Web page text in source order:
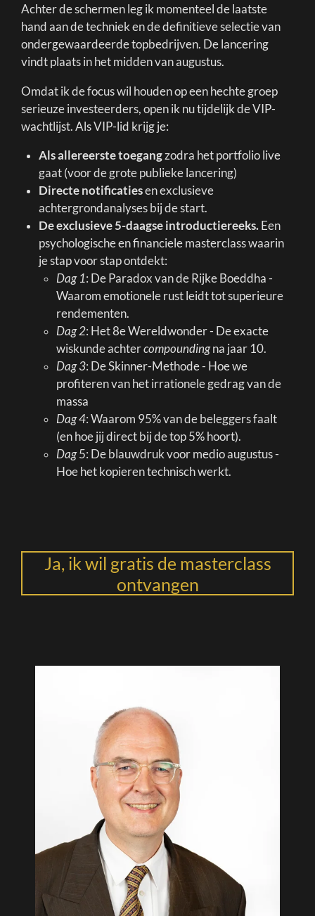
Achter de schermen leg ik momenteel de laatste
hand aan de techniek en de definitieve selectie van
ondergewaardeerde topbedrijven. De lancering
vindt plaats in het midden van augustus.
Omdat ik de focus wil houden op een hechte groep
serieuze investeerders, open ik nu tijdelijk de VIP-
wachtlijst. Als VIP-lid krijg je:
Als allereerste toegangzodra het portfolio live
gaat (voor de grote publieke lancering)
Directe notificatiesen exclusieve
achtergrondanalyses bij de start.
De exclusieve 5-daagse introductiereeks. Een
psychologische en financiele masterclass waarin
je stap voor stap ontdekt:
Dag 1: De Paradox van de Rijke Boeddha -
Waarom emotionele rust leidt tot superieure
rendementen.
Dag 2: Het 8e Wereldwonder - De exacte
wiskunde achtercompoundingna jaar 10.
Dag 3: De Skinner-Methode - Hoe we
profiteren van het irrationele gedrag van de
massa
Dag 4: Waarom 95% van de beleggers faalt
(en hoe jij direct bij de top 5% hoort).
Dag5: De blauwdruk voor medio augustus -
Hoe het kopieren technisch werkt.
Ja, ik wil gratis de masterclass
ontvangen